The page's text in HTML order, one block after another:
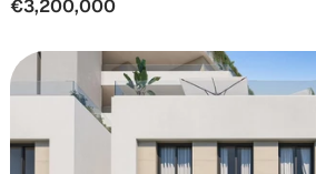
€3,200,000